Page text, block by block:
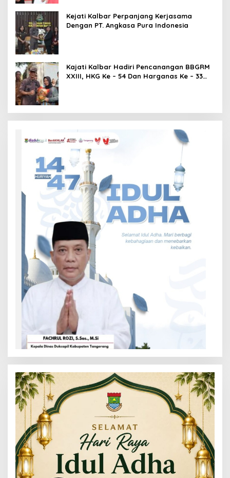
Kejati Kalbar Perpanjang Kerjasama
Dengan PT. Angkasa Pura Indonesia
Kajati Kalbar Hadiri Pencanangan BBGRM
XXIII, HKG Ke – 54 Dan Harganas Ke – 33